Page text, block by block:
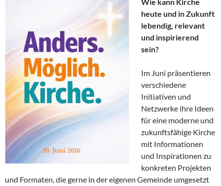
heute und in Zukunft
lebendig, relevant
und inspirierend
sein?
Im Juni präsentieren
verschiedene
Initiativen und
Netzwerke ihre Ideen
für eine moderne und
zukunftsfähige Kirche
mit Informationen
und Inspirationen zu
konkreten Projekten
und Formaten, die gerne in der eigenen Gemeinde umgesetzt